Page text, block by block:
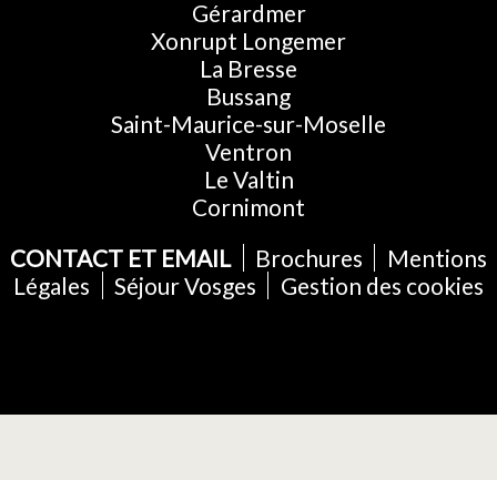
Gérardmer
Xonrupt Longemer
La Bresse
Bussang
Saint-Maurice-sur-Moselle
Ventron
Le Valtin
Cornimont
CONTACT ET EMAIL
Brochures
Mentions
Légales
Séjour Vosges Gestion des cookies